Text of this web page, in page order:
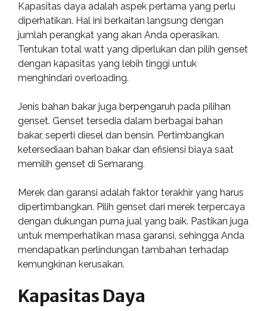
Kapasitas daya adalah aspek pertama yang perlu
diperhatikan. Hal ini berkaitan langsung dengan
jumlah perangkat yang akan Anda operasikan.
Tentukan total watt yang diperlukan dan pilih genset
dengan kapasitas yang lebih tinggi untuk
menghindari overloading.
Jenis bahan bakar juga berpengaruh pada pilihan
genset. Genset tersedia dalam berbagai bahan
bakar, seperti diesel dan bensin. Pertimbangkan
ketersediaan bahan bakar dan efisiensi biaya saat
memilih genset di Semarang.
Merek dan garansi adalah faktor terakhir yang harus
dipertimbangkan. Pilih genset dari merek terpercaya
dengan dukungan purna jual yang baik. Pastikan juga
untuk memperhatikan masa garansi, sehingga Anda
mendapatkan perlindungan tambahan terhadap
kemungkinan kerusakan.
Kapasitas Daya